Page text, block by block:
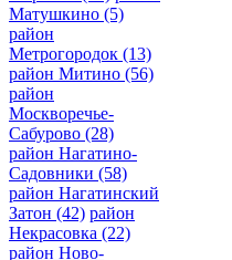
Матушкино (5)
район
Метрогородок (13)
район Митино (56)
район
Москворечье-
Сабурово (28)
район Нагатино-
Садовники (58)
район Нагатинский
Затон (42) район
Некрасовка (22)
район Ново-